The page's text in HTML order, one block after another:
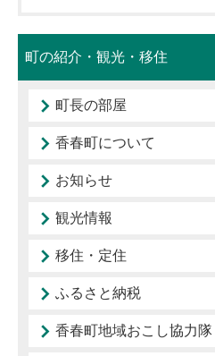
町の紹介・観光・移住
町長の部屋
香春町について
お知らせ
観光情報
移住・定住
ふるさと納税
香春町地域おこし協力隊